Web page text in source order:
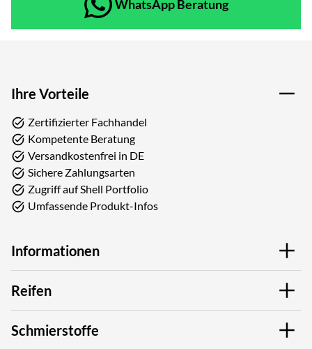
WhatsApp Beratung
Ihre Vorteile
Zertifizierter Fachhandel
Kompetente Beratung
Versandkostenfrei in DE
Sichere Zahlungsarten
Zugriff auf Shell Portfolio
Umfassende Produkt-Infos
Informationen
Reifen
Schmierstoffe